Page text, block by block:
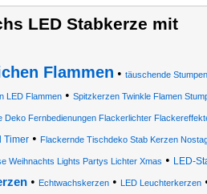
LED Stabkerze mit
Flammen • täuschende
LED Flammen • Spitzkerzen Twinkle Flamen
Deko Fernbedienungen Flackerlichter
Timer • Flackernde Tischdeko Stab Kerzen
Weihnachts Lights Partys Lichter Xmas • LED-
• Echtwachskerzen • LED Leuchterkerzen